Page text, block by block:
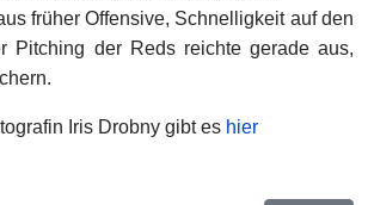
früher Offensive, Schnelligkeit auf den
Pitching der Reds reichte gerade aus,
Iris Drobny gibt es hier